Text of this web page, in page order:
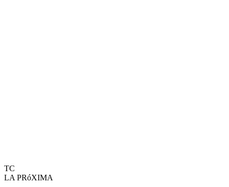
TC
LA PRóXIMA